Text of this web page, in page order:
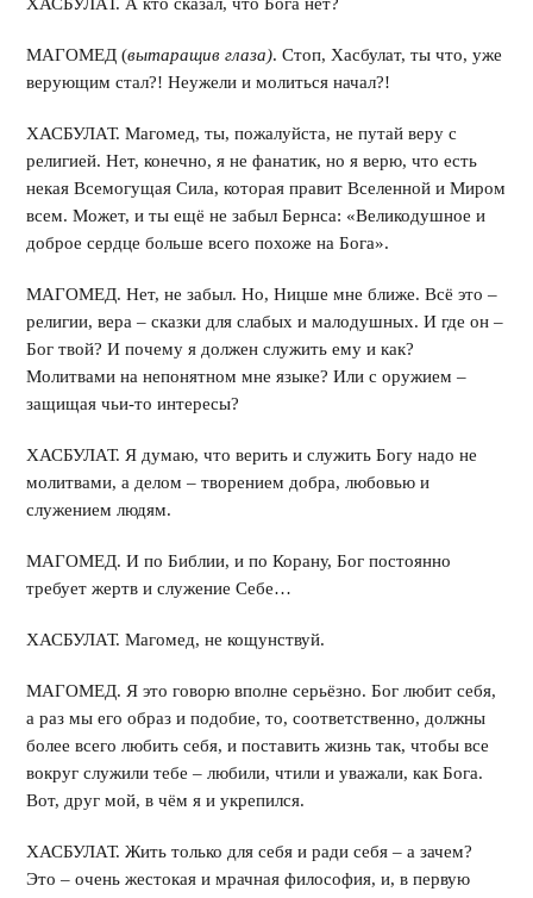
МАГОМЕД (вытаращив глаза). Стоп, Хасбулат, ты что, уже
верующим стал?! Неужели и молиться начал?!
ХАСБУЛАТ. Магомед, ты, пожалуйста, не путай веру с
религией. Нет, конечно, я не фанатик, но я верю, что есть
некая Всемогущая Сила, которая правит Вселенной и Миром
всем. Может, и ты ещё не забыл Бернса: «Великодушное и
доброе сердце больше всего похоже на Бога».
МАГОМЕД. Нет, не забыл. Но, Ницше мне ближе. Всё это –
религии, вера – сказки для слабых и малодушных. И где он –
Бог твой? И почему я должен служить ему и как?
Молитвами на непонятном мне языке? Или с оружием –
защищая чьи-то интересы?
ХАСБУЛАТ. Я думаю, что верить и служить Богу надо не
молитвами, а делом – творением добра, любовью и
служением людям.
МАГОМЕД. И по Библии, и по Корану, Бог постоянно
требует жертв и служение Себе…
ХАСБУЛАТ. Магомед, не кощунствуй.
МАГОМЕД. Я это говорю вполне серьёзно. Бог любит себя,
а раз мы его образ и подобие, то, соответственно, должны
более всего любить себя, и поставить жизнь так, чтобы все
вокруг служили тебе – любили, чтили и уважали, как Бога.
Вот, друг мой, в чём я и укрепился.
ХАСБУЛАТ. Жить только для себя и ради себя – а зачем?
Это – очень жестокая и мрачная философия, и, в первую